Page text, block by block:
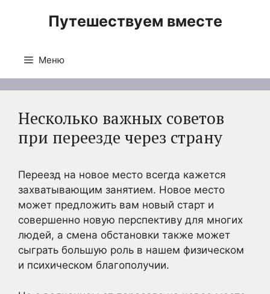
Путешествуем вместе
Меню
Несколько важных советов
при переезде через страну
Переезд на новое место всегда кажется
захватывающим занятием. Новое место
может предложить вам новый старт и
совершенно новую перспективу для многих
людей, а смена обстановки также может
сыграть большую роль в нашем физическом
и психическом благополучии.